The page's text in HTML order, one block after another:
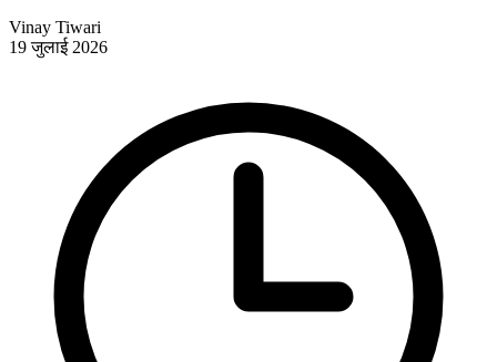
Vinay Tiwari
19 जुलाई 2026